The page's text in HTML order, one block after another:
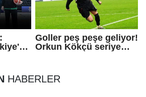
Goller peş peşe geliyor!
Orkun Kökçü seriye
HABERLER